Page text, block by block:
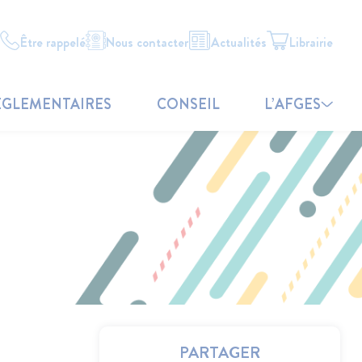
Être rappelé Nous contacter Actualités Librairie
CONSEIL L’AFGES
PARTAGER